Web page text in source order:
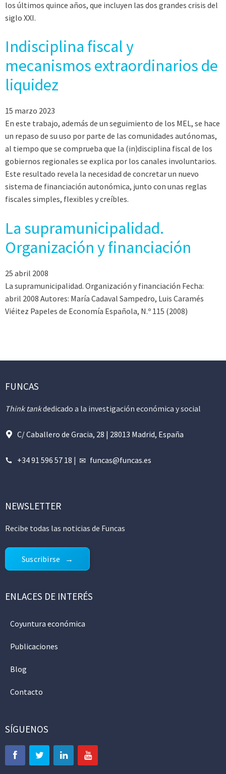
los últimos quince años, que incluyen las dos grandes crisis del
siglo XXI.
Indisciplina fiscal y
mecanismos extraordinarios de
liquidez
15 marzo 2023
En este trabajo, además de un seguimiento de los MEL, se hace
un repaso de su uso por parte de las comunidades autónomas,
al tiempo que se comprueba que la (in)disciplina fiscal de los
gobiernos regionales se explica por los canales involuntarios.
Este resultado revela la necesidad de concretar un nuevo
sistema de financiación autonómica, junto con unas reglas
fiscales simples, flexibles y creíbles.
La supramunicipalidad.
Organización y financiación
25 abril 2008
La supramunicipalidad. Organización y financiación Fecha:
abril 2008 Autores: María Cadaval Sampedro, Luis Caramés
Viéitez Papeles de Economía Española, N.º 115 (2008)
FUNCAS
Think tankdedicado a la investigación económica y social
C/ Caballero de Gracia, 28 | 28013 Madrid, España
+34 91 596 57 18 | funcas@funcas.es
NEWSLETTER
Recibe todas las noticias de Funcas
Suscribirse
ENLACES DE INTERÉS
Coyuntura económica
Publicaciones
Blog
Contacto
SÍGUENOS